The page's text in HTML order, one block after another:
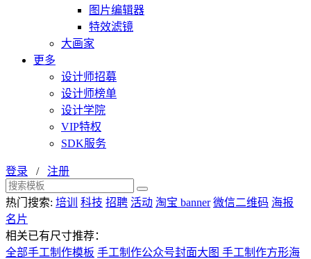
图片编辑器
特效滤镜
大画家
更多
设计师招募
设计师榜单
设计学院
VIP特权
SDK服务
登录 / 注册
热门搜索: 培训 科技 招聘 活动 淘宝 banner 微信二维码 海报
名片
相关已有尺寸推荐：
全部手工制作模板 手工制作公众号封面大图 手工制作方形海